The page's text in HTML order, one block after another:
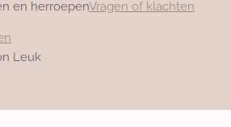
en herroepenVragen of klachten
Leuk